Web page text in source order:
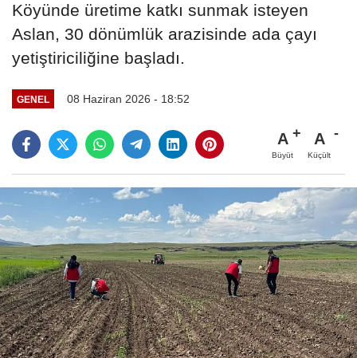
Köyünde üretime katkı sunmak isteyen
Aslan, 30 dönümlük arazisinde ada çayı
yetiştiriciliğine başladı.
GENEL 08 Haziran 2026 - 18:52
A
Büyüt
A
Küçült